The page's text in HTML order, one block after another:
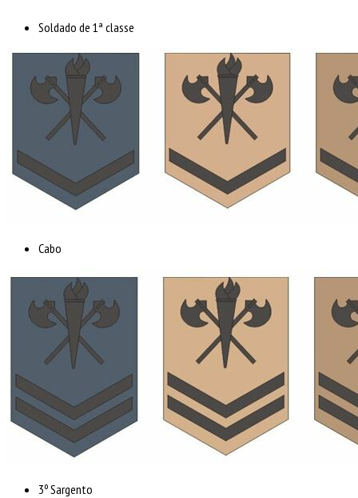
Soldado de 1ª classe
Cabo
3º Sargento